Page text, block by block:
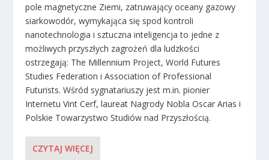
pole magnetyczne Ziemi, zatruwający oceany gazowy
siarkowodór, wymykająca się spod kontroli
nanotechnologia i sztuczna inteligencja to jedne z
możliwych przyszłych zagrożeń dla ludzkości
ostrzegają: The Millennium Project, World Futures
Studies Federation i Association of Professional
Futurists. Wśród sygnatariuszy jest m.in. pionier
Internetu Vint Cerf, laureat Nagrody Nobla Oscar Arias i
Polskie Towarzystwo Studiów nad Przyszłością.
CZYTAJ WIĘCEJ